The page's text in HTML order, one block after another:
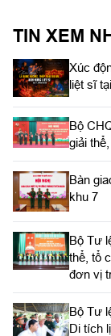
diễn tập tỉnh,
tỉnh; Đại tá Phạm
tỉnh.
TIN XEM
Xúc
liệt sĩ
Bộ
giải
Bàn
khu 7
Bộ Tư
thể, tổ
đơn vị
Bộ Tư
Di tích